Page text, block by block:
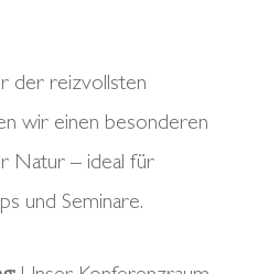
der reizvollsten
wir einen besonderen
Natur – ideal für
und Seminare.